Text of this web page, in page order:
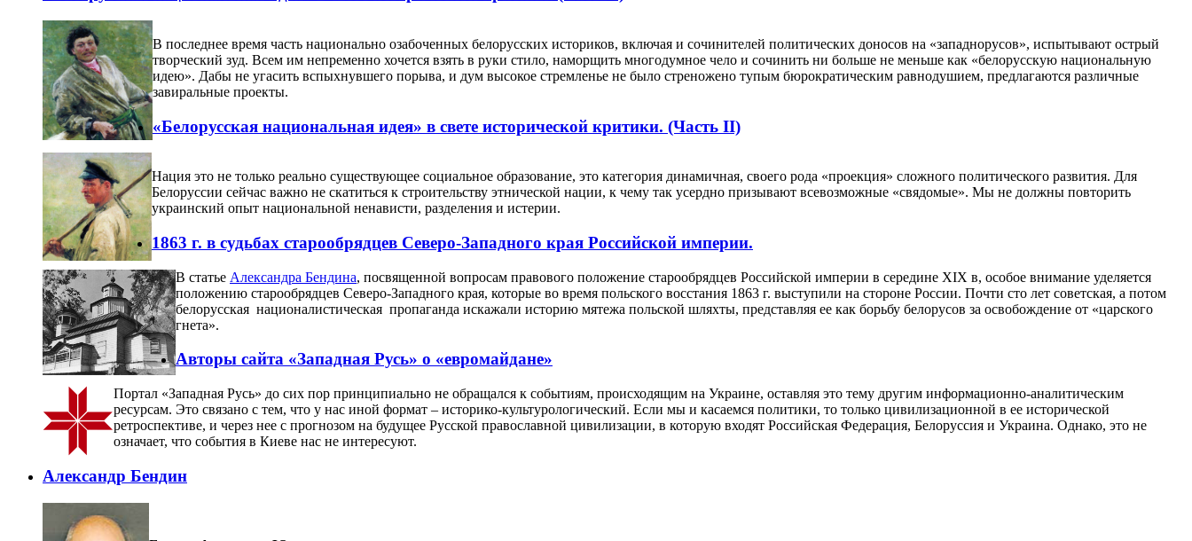
В последнее время часть национально озабоченных белорусских историков, включая и сочинителей политических доносов на «западнорусов», испытывают острый
творческий зуд. Всем им непременно хочется взять в руки стило, наморщить многодумное чело и сочинить ни больше не меньше как «белорусскую национальную
идею». Дабы не угасить вспыхнувшего порыва, и дум высокое стремленье не было стреножено тупым бюрократическим равнодушием, предлагаются различные
завиральные проекты.
«Белорусская национальная идея» в свете исторической критики. (Часть II)
Нация это не только реально существующее социальное образование, это категория динамичная, своего рода «проекция» сложного политического развития. Для
Белоруссии сейчас важно не скатиться к строительству этнической нации, к чему так усердно призывают всевозможные «свядомые». Мы не должны повторить
украинский опыт национальной ненависти, разделения и истерии.
1863 г. в судьбах старообрядцев Северо-Западного края Российской империи.
В статье Александра Бендина, посвященной вопросам правового положение старообрядцев Российской империи в середине XIX в, особое внимание уделяется
положению старообрядцев Северо-Западного края, которые во время польского восстания 1863 г. выступили на стороне России. Почти сто лет советская, а потом
белорусская националистическая пропаганда искажали историю мятежа польской шляхты, представляя ее как борьбу белорусов за освобождение от «царского
гнета».
Авторы сайта «Западная Русь» о «евромайдане»
Портал «Западная Русь» до сих пор принципиально не обращался к событиям, происходящим на Украине, оставляя это тему другим информационно-аналитическим
ресурсам. Это связано с тем, что у нас иной формат – историко-культурологический. Если мы и касаемся политики, то только цивилизационной в ее исторической
ретроспективе, и через нее с прогнозом на будущее Русской православной цивилизации, в которую входят Российская Федерация, Белоруссия и Украина. Однако, это не
означает, что события в Киеве нас не интересуют.
Александр Бендин